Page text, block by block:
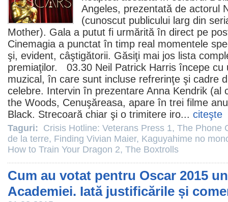
Angeles, prezentată de actorul
(cunoscut publicului larg din
Mother). Gala a putut fi urmărită în direct pe
Cinemagia a punctat în timp real momentele
şi, evident, câştigătorii. Găsiţi mai jos lista
premiaţilor. 03.30 Neil Patrick Harris începe cu
muzical, în care sunt incluse refrerinţe şi cadre
celebre. Intervin în prezentare Anna Kendrik (al
the Woods, Cenuşăreasa, apare în trei filme
Black. Strecoară chiar şi o trimitere iro... citeşte
Taguri: Crisis Hotline: Veterans Press 1, The Phone
de la terre, Finding Vivian Maier, Kaguyahime no
How to Train Your Dragon 2, The Boxtrolls
Cum au votat pentru Oscar 2015
Academiei. Iată justificările și